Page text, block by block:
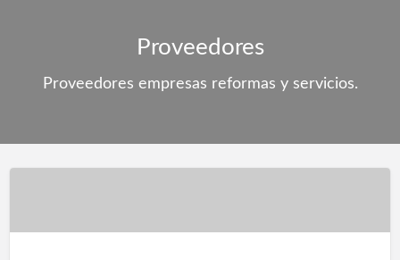
Proveedores
Proveedores empresas reformas y servicios.